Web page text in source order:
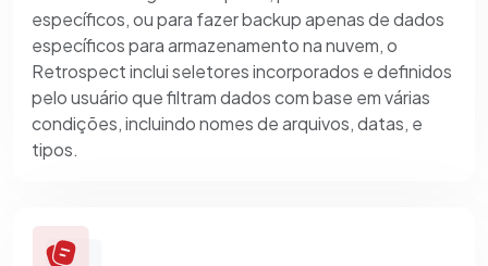
específicos, ou para fazer backup apenas de dados
específicos para armazenamento na nuvem, o
Retrospect inclui seletores incorporados e definidos
pelo usuário que filtram dados com base em várias
condições, incluindo nomes de arquivos, datas, e
tipos.